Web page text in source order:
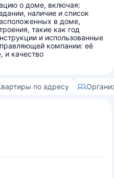
о доме, включая:
наличие и список
в доме,
такие как год
и использованные
компании: её
и качество
по адресу